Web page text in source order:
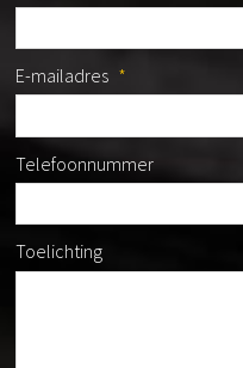
E-mailadres *
Telefoonnummer
Toelichting